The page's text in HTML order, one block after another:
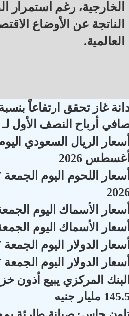
الخارجية، رغم استمرار
الناتجة عن الأوضاع
العالمية.
أرباح النصف الأول لـ 2026
2026
الأسماك اليوم الجمعة 7
الأسماك اليوم الجمعة 7
الدولار اليوم الجمعة 7 أغسطس
الدولار اليوم الجمعة 7 أغسطس
المركزي يبيع أذون
مليار جنيه